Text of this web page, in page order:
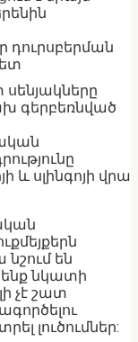
դուրսբերման
գերբեռնված
և սլինգոյի վրա
նշում են
նկատի
չէ շատ
լուծումներ: